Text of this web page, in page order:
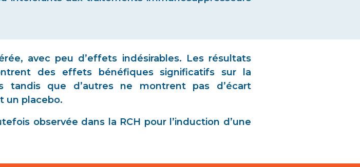
avec peu d’effets indésirables. Les résultats
des effets bénéfiques significatifs sur la
tandis que d’autres ne montrent pas d’écart
un placebo.
observée dans la RCH pour l’induction d’une